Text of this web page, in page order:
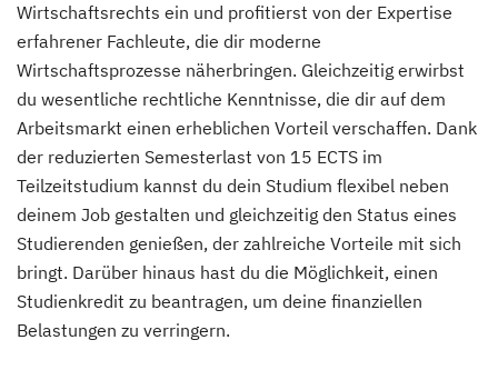
Wirtschaftsrechts ein und profitierst von der Expertise
erfahrener Fachleute, die dir moderne
Wirtschaftsprozesse näherbringen. Gleichzeitig erwirbst
du wesentliche rechtliche Kenntnisse, die dir auf dem
Arbeitsmarkt einen erheblichen Vorteil verschaffen. Dank
der reduzierten Semesterlast von 15 ECTS im
Teilzeitstudium kannst du dein Studium flexibel neben
deinem Job gestalten und gleichzeitig den Status eines
Studierenden genießen, der zahlreiche Vorteile mit sich
bringt. Darüber hinaus hast du die Möglichkeit, einen
Studienkredit zu beantragen, um deine finanziellen
Belastungen zu verringern.